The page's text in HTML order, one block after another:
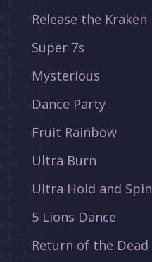
Release the Kraken
Super 7s
Mysterious
Dance Party
Fruit Rainbow
Ultra Burn
Ultra Hold and Spin
5 Lions Dance
Return of the Dead